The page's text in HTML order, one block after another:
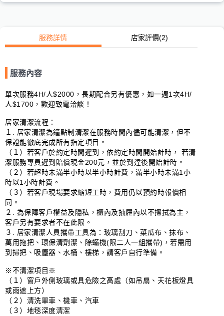
服務詳情 店家評價(2)
服務內容
單次服務4H/人$2000，長期配合另有優惠，如一週1次4H/
人$1700，歡迎致電洽談！
居家清潔流程：
１. 居家清潔為鐘點制清潔在服務時間內儘可能清潔，但不
保證能徹底完成所有指定項目。
（１）若客戶於約定時間遲到，依約定時間開始計時， 若清
潔服務專員遲到賠償現金200元，並於到達後開始計時。
（２）若超時未滿半小時以半小時計費，滿半小時未滿1小
時以1小時計費。
（３）若客戶現場要求縮短工時，費用仍以預約時報價相
同。
２. 為保障客戶權益及隱私，櫃內及抽屜內以不擦拭為主，
客戶另有要求者不在此限。
３. 居家清潔人員攜帶工具為：玻璃刮刀、菜瓜布、抹布、
萬用拖把、環保清劑潔、除蟎機(限二人一組攜帶)，若需用
到掃把、吸塵器、水桶、樓梯，請客戶自行準備。
※不清潔項目※
（１）窗戶外側玻璃或具危險之高處（如吊扇、天花板燈具
或雨遮上方）
（２）清洗單車、機車、汽車
（３）地毯深度清潔